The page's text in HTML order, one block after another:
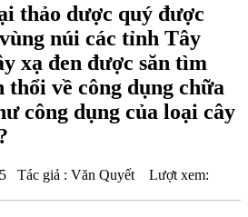
thảo dược quý được
núi các tỉnh Tây
xạ đen được săn tìm
về công dụng chữa
công dụng của loại cây
Tác giả : Văn Quyết Lượt xem: